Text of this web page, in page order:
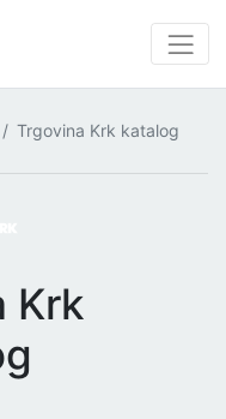
Trgovina Krk katalog
Krk